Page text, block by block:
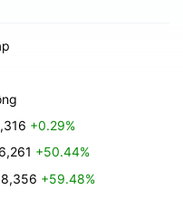
+0.29%
+50.44%
+59.48%